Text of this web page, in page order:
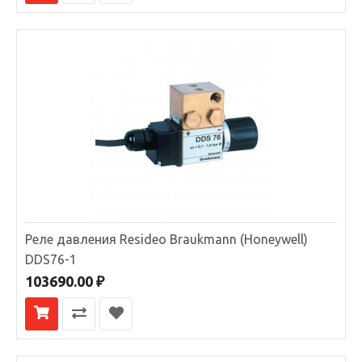
Реле перепада давления Honeywell DDS76-1/2Управляет
процессом обратной промывкиИспользуется совместн..
103690.00 ₽
В сравнение
Реле давления Resideo Braukmann (Honeywell)
DDS76-1
103690.00 ₽